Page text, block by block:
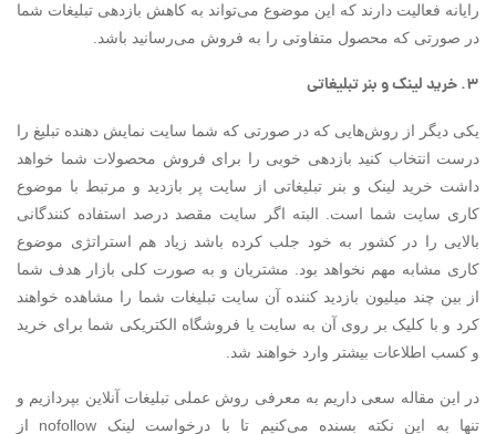
رایانه فعالیت دارند که این موضوع می‌تواند به کاهش بازدهی تبلیغات شما
در صورتی که محصول متفاوتی را به فروش می‌رسانید باشد.
۳. خرید لینک و بنر تبلیغاتی
یکی دیگر از روش‌هایی که در صورتی که شما سایت نمایش دهنده تبلیغ را
درست انتخاب کنید بازدهی خوبی را برای فروش محصولات شما خواهد
داشت خرید لینک و بنر تبلیغاتی از سایت پر بازدید و مرتبط با موضوع
کاری سایت شما است. البته اگر سایت مقصد درصد استفاده کنندگانی
بالایی را در کشور به خود جلب کرده باشد زیاد هم استراتژی موضوع
کاری مشابه مهم نخواهد بود. مشتریان و به صورت کلی بازار هدف شما
از بین چند میلیون بازدید کننده آن سایت تبلیغات شما را مشاهده خواهند
کرد و با کلیک بر روی آن به سایت یا فروشگاه الکتریکی شما برای خرید
و کسب اطلاعات بیشتر وارد خواهند شد.
در این مقاله سعی داریم به معرفی روش عملی تبلیغات آنلاین بپردازیم و
تنها به این نکته بسنده می‌کنیم تا با درخواست لینک nofollow از